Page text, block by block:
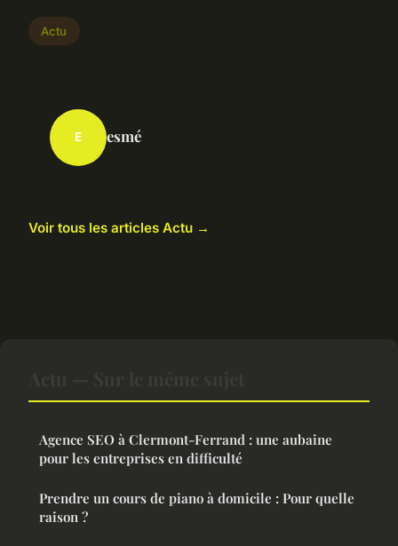
Actu
E esmé
Voir tous les articles Actu →
Agence SEO à Clermont-Ferrand : une aubaine
pour les entreprises en difficulté
Prendre un cours de piano à domicile : Pour quelle
raison ?